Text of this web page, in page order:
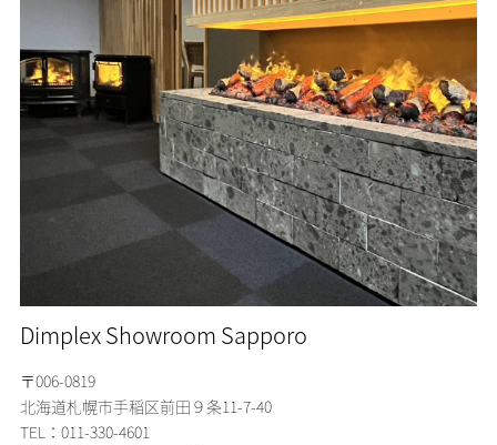
Dimplex Showroom Sapporo
〒006-0819
北海道札幌市手稲区前田９条11-7-40
TEL：011-330-4601